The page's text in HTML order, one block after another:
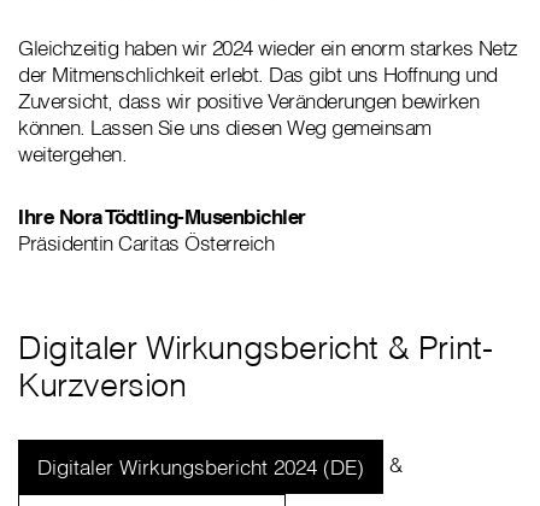
Gleichzeitig haben wir 2024 wieder ein enorm starkes Netz
der Mitmenschlichkeit erlebt. Das gibt uns Hoffnung und
Zuversicht, dass wir positive Veränderungen bewirken
können. Lassen Sie uns diesen Weg gemeinsam
weitergehen.
Ihre Nora Tödtling-Musenbichler
Präsidentin Caritas Österreich
Digitaler Wirkungsbericht & Print-
Kurzversion
Digitaler Wirkungsbericht 2024 (DE) &